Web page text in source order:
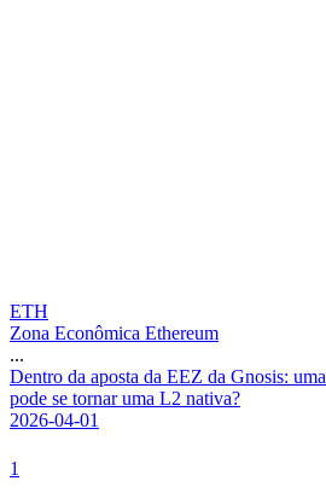
ETH
Zona Econômica Ethereum
...
Dentro da aposta da EEZ da Gnosis: uma
pode se tornar uma L2 nativa?
2026-04-01
1